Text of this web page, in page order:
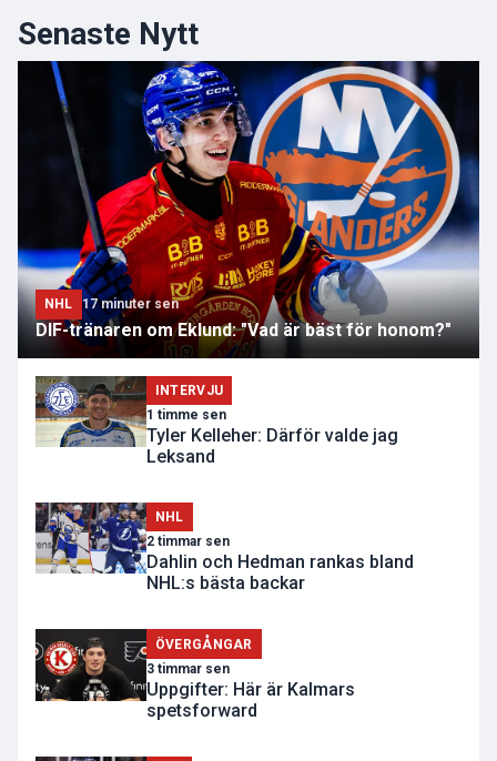
Senaste Nytt
NHL 17 minuter sen
DIF-tränaren om Eklund: "Vad är bäst för honom?"
INTERVJU
1 timme sen
Tyler Kelleher: Därför valde jag
Leksand
NHL
2 timmar sen
Dahlin och Hedman rankas bland
NHL:s bästa backar
ÖVERGÅNGAR
3 timmar sen
Uppgifter: Här är Kalmars
spetsforward